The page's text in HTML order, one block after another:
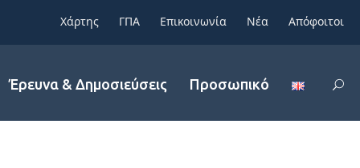
Χάρτης ΓΠΑ Επικοινωνία Νέα Απόφοιτοι
Έρευνα & Δημοσιεύσεις Προσωπικό